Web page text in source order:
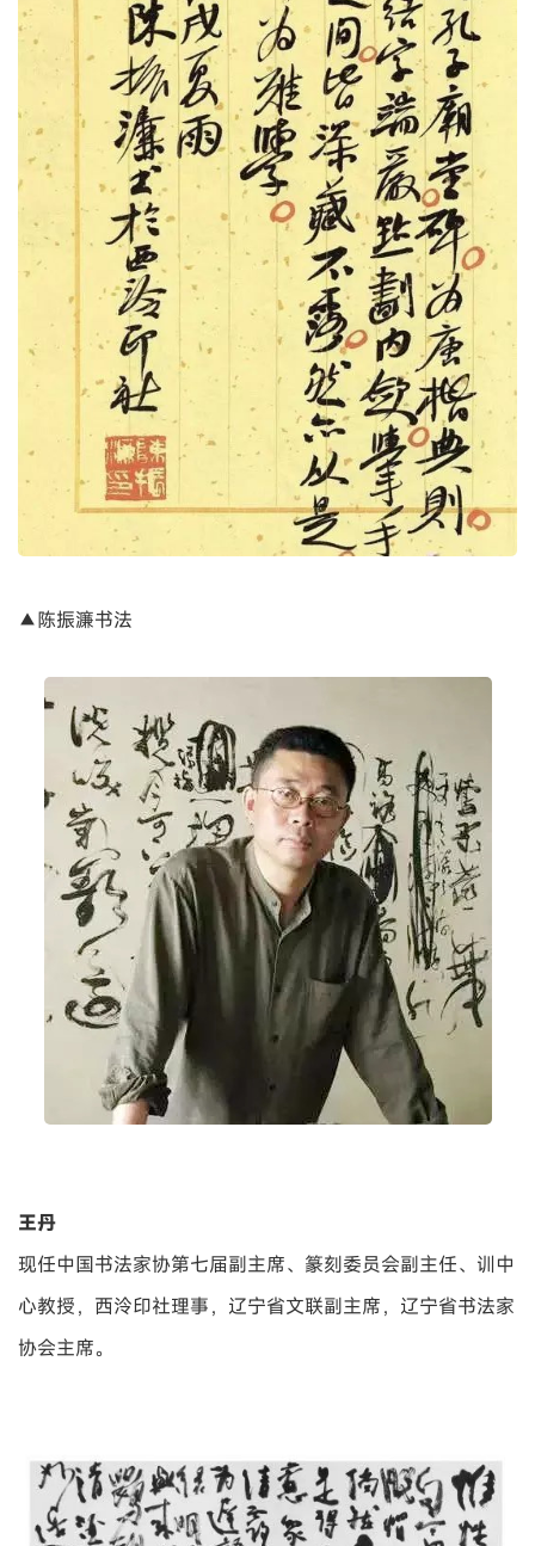
▲陈振濂书法
王丹
现任中国书法家协第七届副主席、篆刻委员会副主任、训中
心教授，西泠印社理事，辽宁省文联副主席，辽宁省书法家
协会主席。